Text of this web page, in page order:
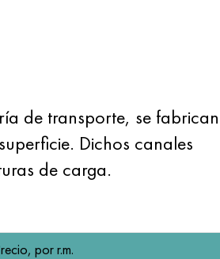
de transporte, se fabrican
Dichos canales
de carga.
por r.m.